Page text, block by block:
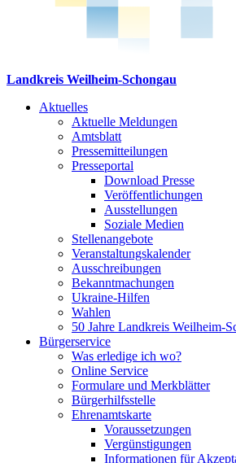
Landkreis Weilheim-Schongau
Aktuelles
Aktuelle Meldungen
Amtsblatt
Pressemitteilungen
Presseportal
Download Presse
Veröffentlichungen
Ausstellungen
Soziale Medien
Stellenangebote
Veranstaltungskalender
Ausschreibungen
Bekanntmachungen
Ukraine-Hilfen
Wahlen
50 Jahre Landkreis Weilheim-
Bürgerservice
Was erledige ich wo?
Online Service
Formulare und Merkblätter
Bürgerhilfsstelle
Ehrenamtskarte
Voraussetzungen
Vergünstigungen
Informationen für